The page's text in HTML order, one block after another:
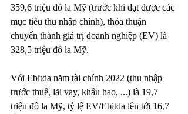
359,6 triệu đô la Mỹ (trước khi đạt được các
mục tiêu thu nhập chính), thỏa thuận
chuyển thành giá trị doanh nghiệp (EV) là
328,5 triệu đô la Mỹ.
Với Ebitda năm tài chính 2022 (thu nhập
trước thuế, lãi vay, khấu hao, ...) là 19,7
triệu đô la Mỹ, tỷ lệ EV/Ebitda lên tới 16,7